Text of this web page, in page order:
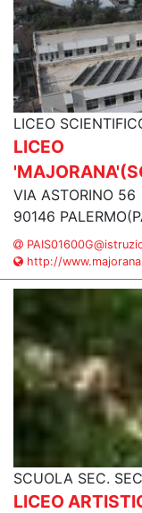
LICEO
LICEO
VIA ASTORINO 56
90146
http://
SCUOLA SEC.
LICEO